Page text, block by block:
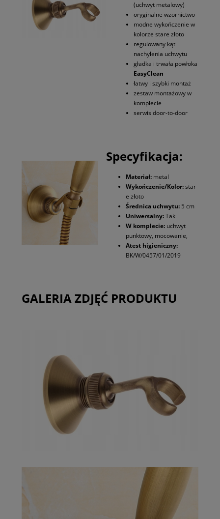
(uchwyt metalowy)
oryginalne wzornictwo
modne wykończenie w
kolorze stare złoto
regulowany kąt
nachylenia uchwytu
gładka i trwała powłoka
EasyClean
łatwy i szybki montaż
zestaw montażowy w
komplecie
serwis door-to-door
Specyfikacja:
Materiał: metal
Wykończenie/Kolor:star
e złoto
Średnica uchwytu: 5 cm
Uniwersalny:Tak
W komplecie: uchwyt
punktowy, mocowanie,
Atest higieniczny:
BK/W/0457/01/2019
GALERIA ZDJĘĆ PRODUKTU